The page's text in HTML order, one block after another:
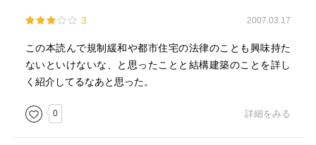
3 2007.03.17
この本読んで規制緩和や都市住宅の法律のことも興味持た
ないといけないな、と思ったことと結構建築のことを詳し
く紹介してるなあと思った。
0 詳細をみる